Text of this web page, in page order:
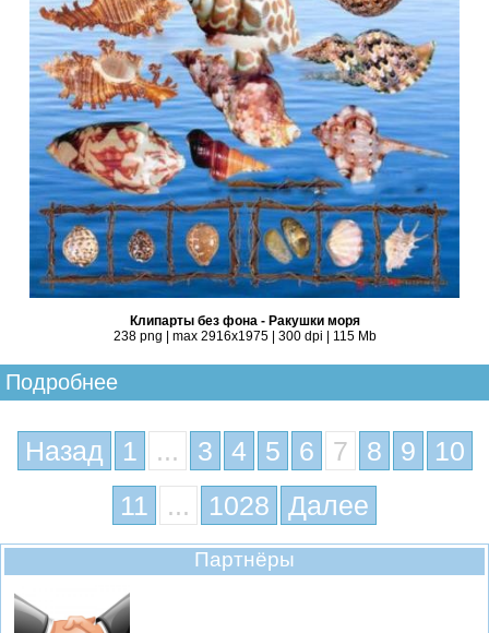
Клипарты без фона - Ракушки моря
238 png | max 2916x1975 | 300 dpi | 115 Mb
Подробнее
Назад 1 ... 3 4 5 6 7 8 9
10
11
... 1028 Далее
Партнёры